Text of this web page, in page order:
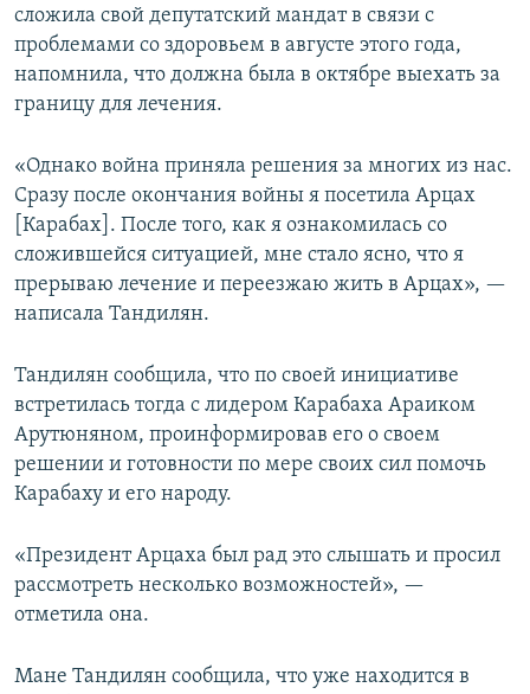
сложила свой депутатский мандат в связи с
проблемами со здоровьем в августе этого года,
напомнила, что должна была в октябре выехать за
границу для лечения.
«Однако война приняла решения за многих из нас.
Сразу после окончания войны я посетила Арцах
[Карабах]. После того, как я ознакомилась со
сложившейся ситуацией, мне стало ясно, что я
прерываю лечение и переезжаю жить в Арцах», —
написала Тандилян.
Тандилян сообщила, что по своей инициативе
встретилась тогда с лидером Карабаха Араиком
Арутюняном, проинформировав его о своем
решении и готовности по мере своих сил помочь
Карабаху и его народу.
«Президент Арцаха был рад это слышать и просил
рассмотреть несколько возможностей», —
отметила она.
Мане Тандилян сообщила, что уже находится в